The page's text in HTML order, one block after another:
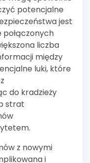
potencjalne
jest
połączonych
liczba
między
luki, które
do kradzieży
strat
z nowymi
i